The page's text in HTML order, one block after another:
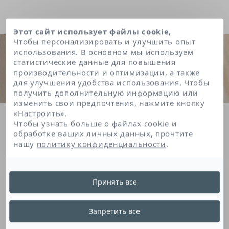
Главная Dipalmitoyl hydroxyproline
Dipalmitoyl
Hydroxyproline
Этот сайт использует файлы cookie,
Чтобы персонализировать и улучшить опыт
использования. В основном мы используем
статистические данные для повышения
производительности и оптимизации, а также
для улучшения удобства использования. Чтобы
получить дополнительную информацию или
изменить свои предпочтения, нажмите кнопку
«Настроить».
Чтобы узнать больше о файлах cookie и
обработке ваших личных данных, прочтите
нашу политику конфиденциальности.
Запретить все
Принять все